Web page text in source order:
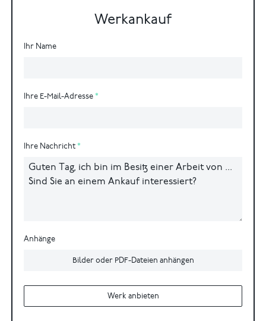
Werkankauf
Ihr Name
Ihre E-Mail-Adresse
Ihre Nachricht
Anhänge
Bilder oder PDF-Dateien anhängen
Werk anbieten